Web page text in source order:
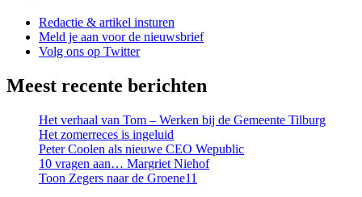
Redactie & artikel insturen
Meld je aan voor de nieuwsbrief
Volg ons op Twitter
Meest recente berichten
Het verhaal van Tom – Werken bij de Gemeente Tilburg
Het zomerreces is ingeluid
Peter Coolen als nieuwe CEO Wepublic
10 vragen aan… Margriet Niehof
Toon Zegers naar de Groene11